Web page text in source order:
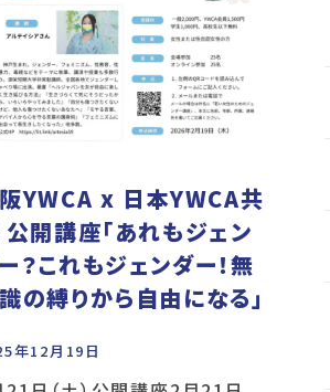
YWCA x 日本YWCA共
開講座「あれもジェン
？これもジェンダー！無
の縛りから自由になる」
年12月19日